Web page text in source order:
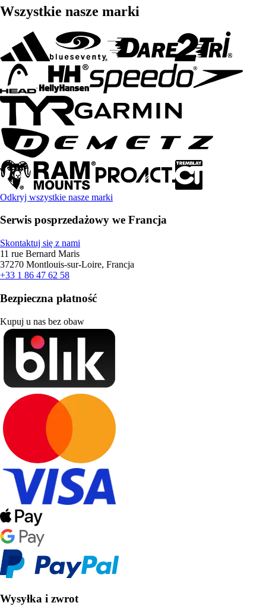
Wszystkie nasze marki
Odkryj wszystkie nasze marki
Serwis posprzedażowy we Francja
Skontaktuj się z nami
11 rue Bernard Maris
37270 Montlouis-sur-Loire, Francja
+33 1 86 47 62 58
Bezpieczna płatność
Kupuj u nas bez obaw
Wysyłka i zwrot